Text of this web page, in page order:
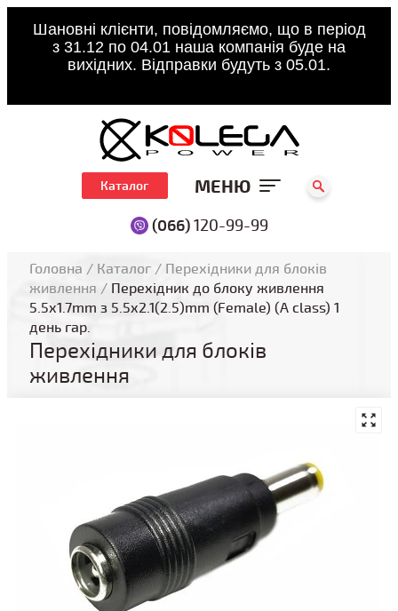
Шановні клієнти, повідомляємо, що в період
з 31.12 по 04.01 наша компанія буде на
вихідних. Відправки будуть з 05.01.
(066)120-99-99
Каталог МЕНЮ
Головна / Каталог / Перехідники для блоків
живлення / Перехідник до блоку живлення
5.5x1.7mm з 5.5x2.1(2.5)mm (Female) (A class) 1
день гар.
Перехідники для блоків
живлення